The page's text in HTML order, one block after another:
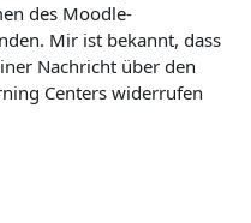
des Moodle-
Mir ist bekannt, dass
Nachricht über den
Centers widerrufen